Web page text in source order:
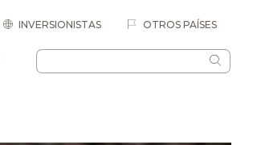
INVERSIONISTAS OTROS PAÍSES